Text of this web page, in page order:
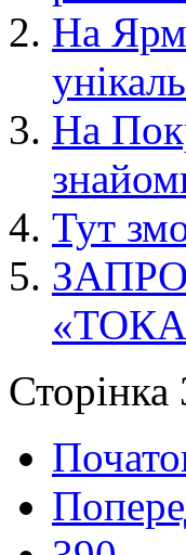
На
На
Тут
Сторінка